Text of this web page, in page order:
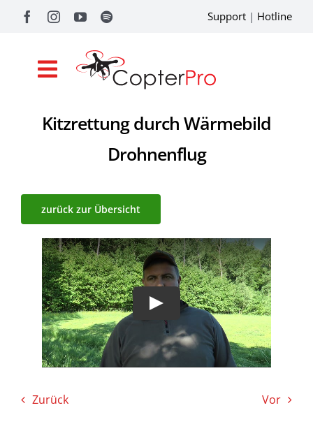
Support | Hotline
Toggle
Navigation
Shop
Drohnenförderung
Academy
Referenzen
Pilotentools
Service
Einsatzgebiete
Karriere
News
Kitzrettung durch Wärmebild
Drohnenflug
zurück zur Übersicht
Zurück Vor